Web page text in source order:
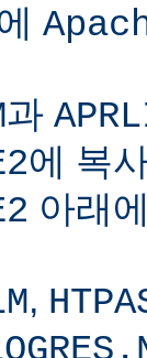
과
에 복
아래
,